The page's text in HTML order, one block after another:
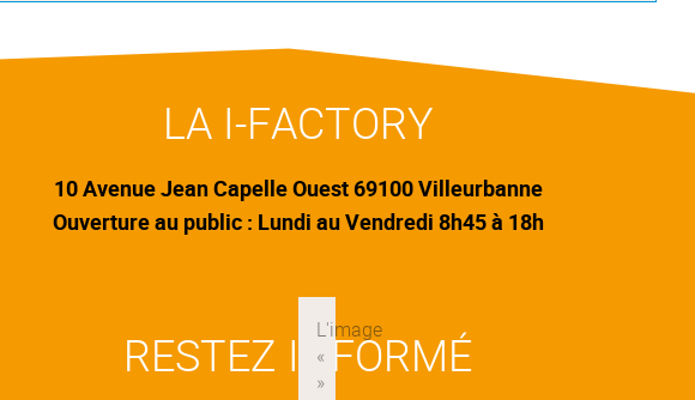
LA I-FACTORY
10 Avenue Jean Capelle Ouest 69100 Villeurbanne
Ouverture au public : Lundi au Vendredi 8h45 à 18h
RESTEZ INFORMÉ